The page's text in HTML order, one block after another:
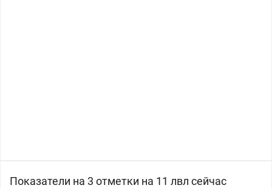
Показатели на 3 отметки на 11 лвл сейчас